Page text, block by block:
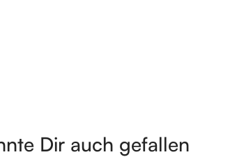
Dir auch gefallen